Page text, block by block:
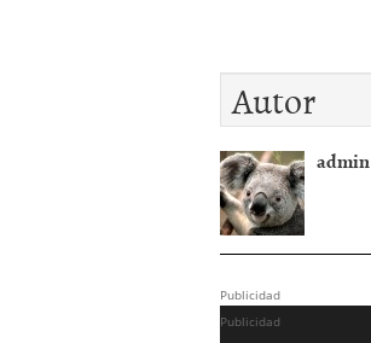
Autor
admin
Publicidad
Publicidad